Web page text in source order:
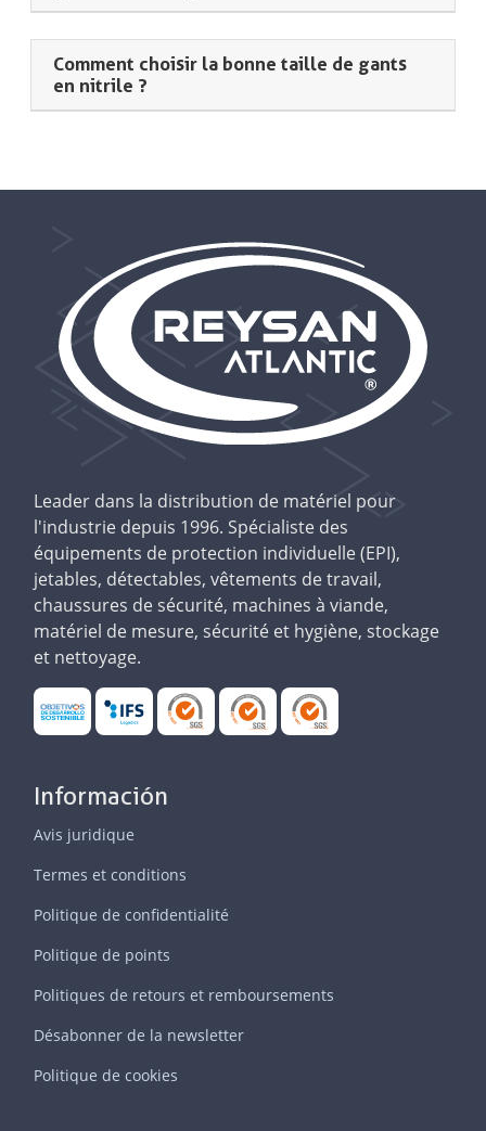
Comment choisir la bonne taille de gants
en nitrile ?
Leader dans la distribution de matériel pour
l'industrie depuis 1996. Spécialiste des
équipements de protection individuelle (EPI),
jetables, détectables, vêtements de travail,
chaussures de sécurité, machines à viande,
matériel de mesure, sécurité et hygiène, stockage
et nettoyage.
Información
Avis juridique
Termes et conditions
Politique de confidentialité
Politique de points
Politiques de retours et remboursements
Désabonner de la newsletter
Politique de cookies